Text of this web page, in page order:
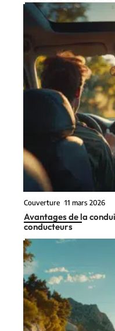
Couverture 11 mars 2026
Avantages de la
conducteurs